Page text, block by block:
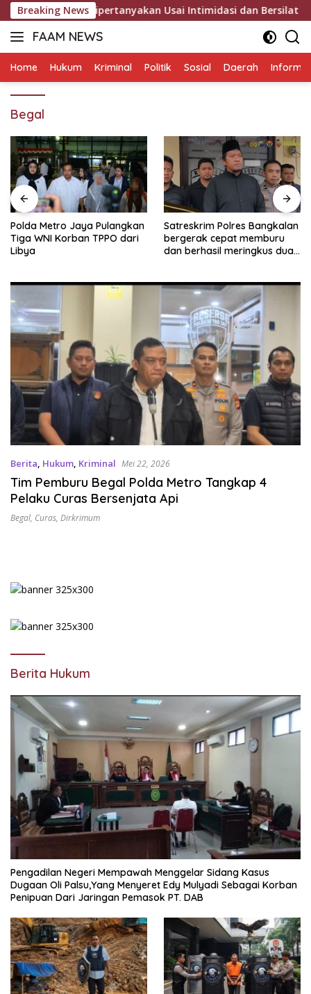
Langsung
ke
konten
Breaking News
BTPN Dipertanyakan Usai Intimidasi dan Bersilat Lidah
FAAM NEWS
Mengungkap
Mengawal
Home Hukum Kriminal Politik Sosial Daerah
Begal
Polda Metro Jaya Pulangkan
Tiga WNI Korban TPPO dari
Libya
Satreskrim Polres Bangkalan
bergerak cepat memburu
dan berhasil meringkus dua
Sidoarjo dan HP (25) warga
Tulungagung.
Berita, Hukum, Kriminal Mei 22, 2026
Tim Pemburu Begal Polda Metro Tangkap 4
Pelaku Curas Bersenjata Api
Begal, Curas, Dirkrimum
Berita Hukum
Pengadilan Negeri Mempawah Menggelar Sidang Kasus
Dugaan Oli Palsu,Yang Menyeret Edy Mulyadi Sebagai Korban
Penipuan Dari Jaringan Pemasok PT. DAB